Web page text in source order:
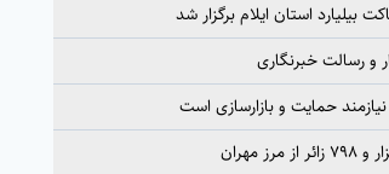
بیلیارد استان ایلام برگزار شد
و رسالت خبرنگاری
نیازمند حمایت و بازارسازی است